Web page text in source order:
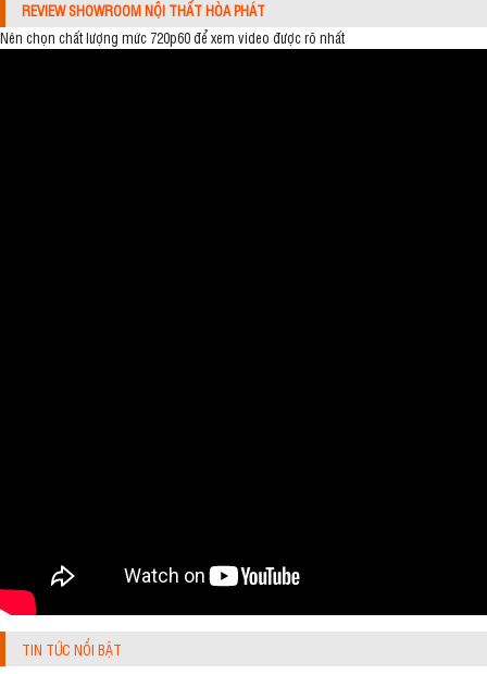
REVIEW SHOWROOM NỘI THẤT HÒA PHÁT
Nên chọn chất lượng mức 720p60 để xem video được rõ nhất
TIN TỨC NỔI BẬT